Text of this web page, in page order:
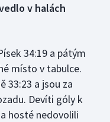
v halách
34:19 a pátým
místo v tabulce.
33:23 a jsou za
Devíti góly k
hosté nedovolili